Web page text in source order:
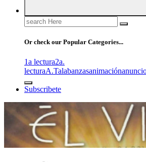
Search
for:
Or check our Popular Categories...
1a lectura2a.
lecturaA.Talabanzasanimación
Subscribete